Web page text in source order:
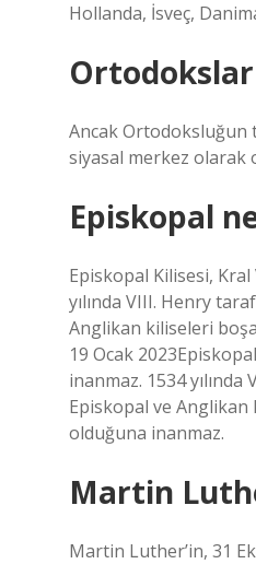
Hollanda, İsveç,
Ortodokslar
Ancak Ortodoksluğun
siyasal merkez olarak
Episkopal
Episkopal Kilisesi, Kral
yılında VIII. Henry
Anglikan kiliseleri
19 Ocak
inanmaz. 1534
Episkopal ve Anglikan
olduğuna inanmaz.
Martin
Martin Luther’in, 31